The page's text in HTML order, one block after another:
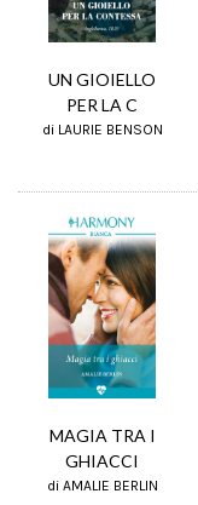
UN GIOIELLO
PER LA C
di LAURIE BENSON
MAGIA TRA I
GHIACCI
di AMALIE BERLIN